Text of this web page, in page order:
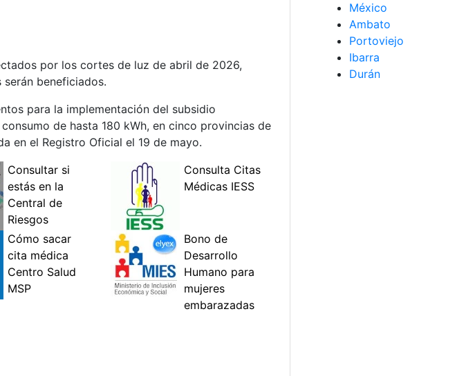
por los cortes de luz de abril de 2026,
beneficiados.
para la implementación del subsidio
de hasta 180 kWh, en cinco provincias de
en el Registro Oficial el 19 de mayo.
México
Ambato
Portoviejo
Ibarra
Durán